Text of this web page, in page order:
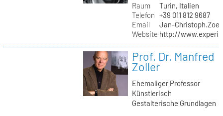
Raum
Turin, Italien
Telefon +39 011 812 9687
Email
Jan-
Website http://
Prof. Dr. Manfred
Zoller
Ehemaliger Professor
Künstlerisch
Gestalterische Grundlagen